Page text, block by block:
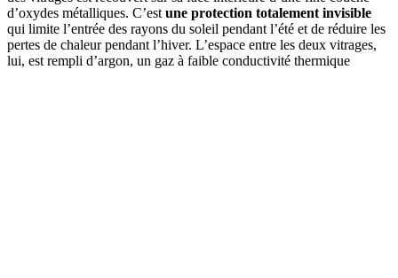
d’oxydes métalliques. C’est une protection totalement invisible
qui limite l’entrée des rayons du soleil pendant l’été et de réduire les
pertes de chaleur pendant l’hiver. L’espace entre les deux vitrages,
lui, est rempli d’argon, un gaz à faible conductivité thermique